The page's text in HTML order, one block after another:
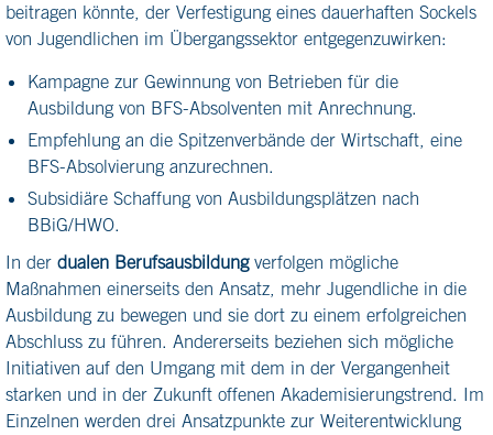
beitragen könnte, der Verfestigung eines dauerhaften Sockels
von Jugendlichen im Übergangssektor entgegenzuwirken:
Kampagne zur Gewinnung von Betrieben für die
Ausbildung von BFS-Absolventen mit Anrechnung.
Empfehlung an die Spitzenverbände der Wirtschaft, eine
BFS-Absolvierung anzurechnen.
Subsidiäre Schaffung von Ausbildungsplätzen nach
BBiG/HWO.
In der dualen Berufsausbildungverfolgen mögliche
Maßnahmen einerseits den Ansatz, mehr Jugendliche in die
Ausbildung zu bewegen und sie dort zu einem erfolgreichen
Abschluss zu führen. Andererseits beziehen sich mögliche
Initiativen auf den Umgang mit dem in der Vergangenheit
starken und in der Zukunft offenen Akademisierungstrend. Im
Einzelnen werden drei Ansatzpunkte zur Weiterentwicklung